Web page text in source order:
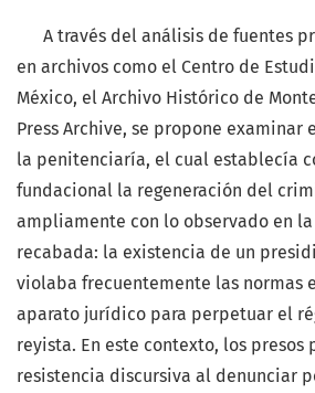
A través del análisis de fuentes
en archivos como el Centro de
México, el Archivo Histórico de
Press Archive, se propone examinar
la penitenciaría, el cual establecía
fundacional la regeneración del
ampliamente con lo observado en
recabada: la existencia de un
violaba frecuentemente las normas
aparato jurídico para perpetuar el
reyista. En este contexto, los
resistencia discursiva al denunciar